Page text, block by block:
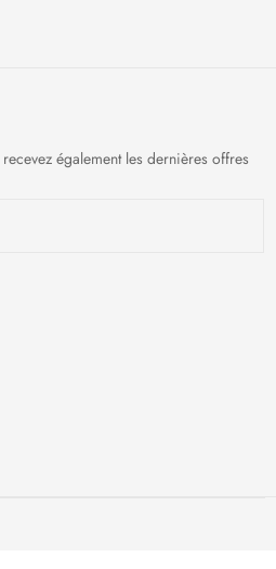
également les dernières offres